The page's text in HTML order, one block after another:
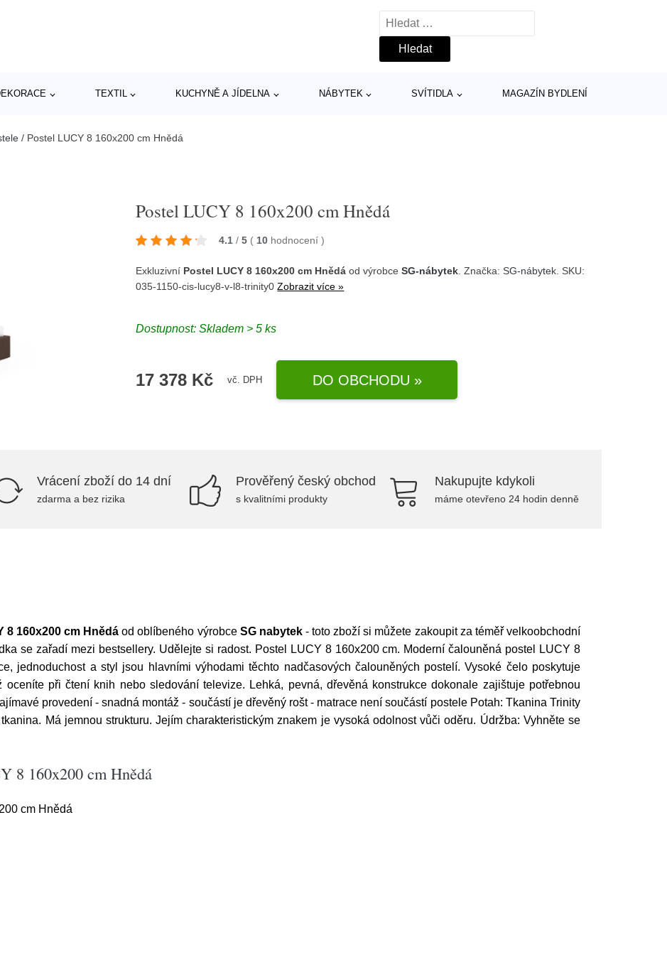
Vyhledávání
TEXTIL KUCHYNĚ A JÍDELNA NÁBYTEK SVÍTIDLA MAGAZÍN BYDLENÍ
/ Postel LUCY 8 160x200 cm Hnědá
Postel LUCY 8 160x200 cm Hnědá
4.1 / 5 ( 10 hodnocení)
Exkluzivní Postel LUCY 8 160x200 cm Hnědá od výrobceSG-nábytek . Značka:SG-nábytek . SKU:
035-1150-cis-lucy8-v-l8-trinity0Zobrazit více »
Dostupnost:Skladem > 5 ks
17 378 Kč vč. DPH DO OBCHODU »
Vrácení zboží do 14 dní
zdarma a bez rizika
Prověřený český obchod
s kvalitními produkty
Nakupujte kdykoli
máme otevřeno 24 hodin denně
8 160x200 cm Hnědá od oblíbeného výrobce SG nabytek- toto zboží si můžete zakoupit za téměř velkoobchodní
se zařadí mezi bestsellery. Udělejte si radost. Postel LUCY 8 160x200 cm. Moderní čalouněná postel LUCY 8
jednoduchost a styl jsou hlavními výhodami těchto nadčasových čalouněných postelí. Vysoké čelo poskytuje
při čtení knih nebo sledování televize. Lehká, pevná, dřevěná konstrukce dokonale zajištuje potřebnou
provedení - snadná montáž - součástí je dřevěný rošt - matrace není součástí postele Potah: Tkanina Trinity
Má jemnou strukturu. Jejím charakteristickým znakem je vysoká odolnost vůči oděru. Údržba: Vyhněte se
8 160x200 cm Hnědá
cm Hnědá